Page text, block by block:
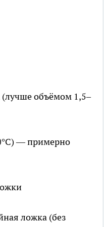
(лучше объёмом 1,5–
— примерно
ложка (без